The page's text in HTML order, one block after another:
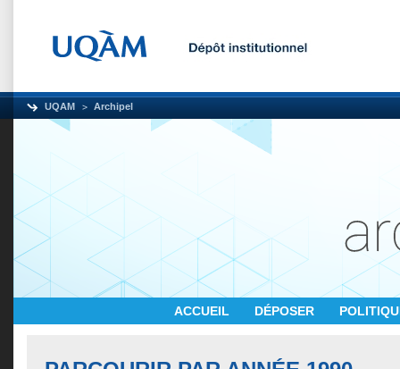
UQAM Archipel
ACCUEIL DÉPOSER